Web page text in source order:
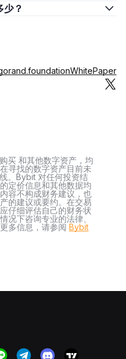
少？
WhitePaper
买 和其他数字资产，均
寻找的数字资产目前未
。Bybit 对任何投资结
定价信息和其他数据均
容不构成财务建议，也
的建议或要约。在交易
仔细评估自己的财务状
况下咨询专业的法律、
多信息，请参阅 Bybit